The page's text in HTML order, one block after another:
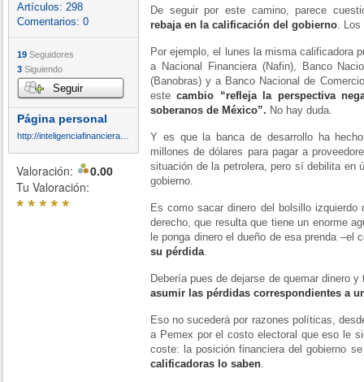
Artículos: 298
Comentarios: 0
19 Seguidores
3 Siguiendo
Seguir
Página personal
Valoración:
0.00
Tu Valoración:
*****
De seguir por este camino, parece
rebaja en la calificación del gobierno. Los
Por ejemplo, el lunes la misma calificadora
a Nacional Financiera (Nafin), Banco
(Banobras) y a Banco Nacional de
estecambio “refleja la perspectiva
soberanos de México”. No hay duda.
Y es que la banca de desarrollo ha
millones de dólares para pagar a
situación de la petrolera, pero sí debilita en
gobierno.
Es como sacar dinero del bolsillo
derecho, que resulta que tiene un enorme
le ponga dinero el dueño de esa prenda –el
su pérdida.
Debería pues de dejarse de quemar dinero
asumir las pérdidas correspondientes a
Eso no sucederá por razones políticas,
a Pemex por el costo electoral que eso le
coste: la posición financiera del gobierno
calificadoras lo saben.